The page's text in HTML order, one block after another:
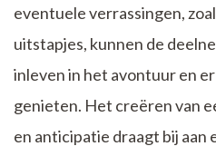
eventuele verrassingen,
uitstapjes, kunnen de
inleven in het avontuur en
genieten. Het creëren van
en anticipatie draagt bij aan